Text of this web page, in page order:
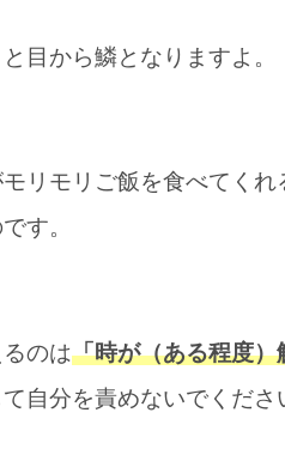
目から鱗となりますよ。
リモリご飯を食べてく
す。
のは「時が（ある程度
自分を責めないでくださ